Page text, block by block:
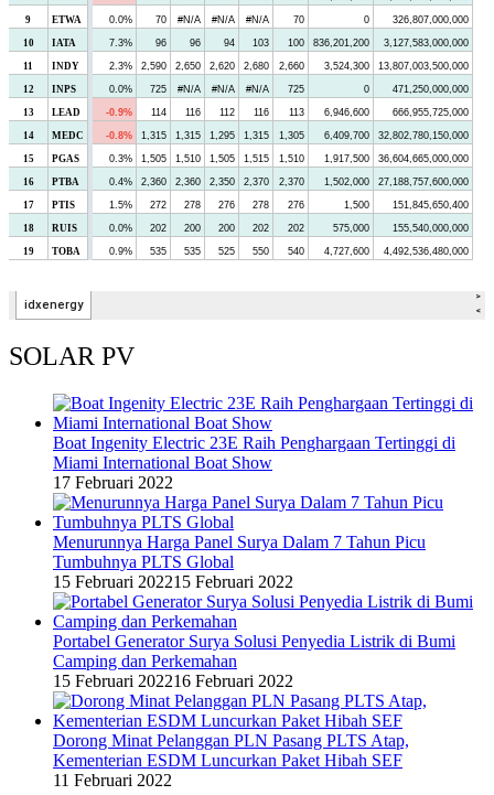
SOLAR PV
Boat Ingenity Electric 23E Raih Penghargaan Tertinggi di
Miami International Boat Show
17 Februari 2022
Menurunnya Harga Panel Surya Dalam 7 Tahun Picu
Tumbuhnya PLTS Global
15 Februari 202215 Februari 2022
Portabel Generator Surya Solusi Penyedia Listrik di Bumi
Camping dan Perkemahan
15 Februari 202216 Februari 2022
Dorong Minat Pelanggan PLN Pasang PLTS Atap,
Kementerian ESDM Luncurkan Paket Hibah SEF
11 Februari 2022